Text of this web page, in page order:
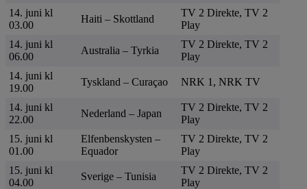
14. juni kl
03.00
Haiti – Skottland
TV 2 Direkte, TV 2
Play
14. juni kl
06.00
Australia – Tyrkia
TV 2 Direkte, TV 2
Play
14. juni kl
19.00
Tyskland – Curaçao NRK 1, NRK TV
14. juni kl
22.00
Nederland – Japan
TV 2 Direkte, TV 2
Play
15. juni kl
01.00
Elfenbenskysten –
Equador
TV 2 Direkte, TV 2
Play
15. juni kl
04.00
Sverige – Tunisia
TV 2 Direkte, TV 2
Play